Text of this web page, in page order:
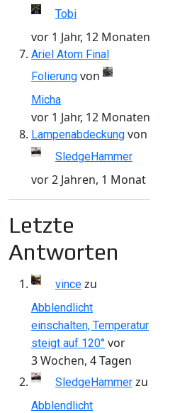
Tobi
vor 1 Jahr, 12 Monaten
Ariel Atom Final
Folierung von
Micha
vor 1 Jahr, 12 Monaten
Lampenabdeckung von
SledgeHammer
vor 2 Jahren, 1 Monat
Letzte
Antworten
vince zu
Abblendlicht
einschalten, Temperatur
steigt auf 120° vor
3 Wochen, 4 Tagen
SledgeHammer zu
Abblendlicht